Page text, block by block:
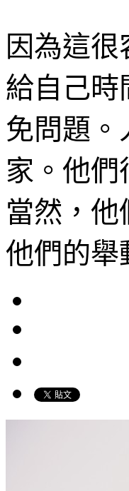
因為這
給自己時
免問題。
家。他
當然，
他們的舉